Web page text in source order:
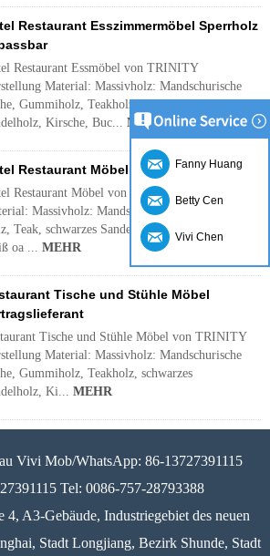
Restaurant Esszimmermöbel Sperrholz
Restaurant Essmöbel von TRINITY
Material: Massivholz: Mandschurische
Gummiholz, Teakholz, schwarzes
Kirsche, Buc... MEHR
Restaurant Möbel Teakholz Lieferant
Restaurant Möbel von TRINITY Herstellung
Massivholz: Mandschurei Esche, Gummi
Teak, schwarzes Sandelholz, Kirsche, Buche,
oa ... MEHR
Tische und Stühle Möbel
Tische und Stühle Möbel von TRINITY
Material: Massivholz: Mandschurische
Gummiholz, Teakholz, schwarzes
Ki... MEHR
Vivi Mob/WhatsApp: 86-13727391115
Tel: 0086-757-28793388
4, A3-Gebäude, Industriegebiet des neuen
Stadt Longjiang, Bezirk Shunde, Stadt
Fanny Huang
Betty Cen
Vivi Chen